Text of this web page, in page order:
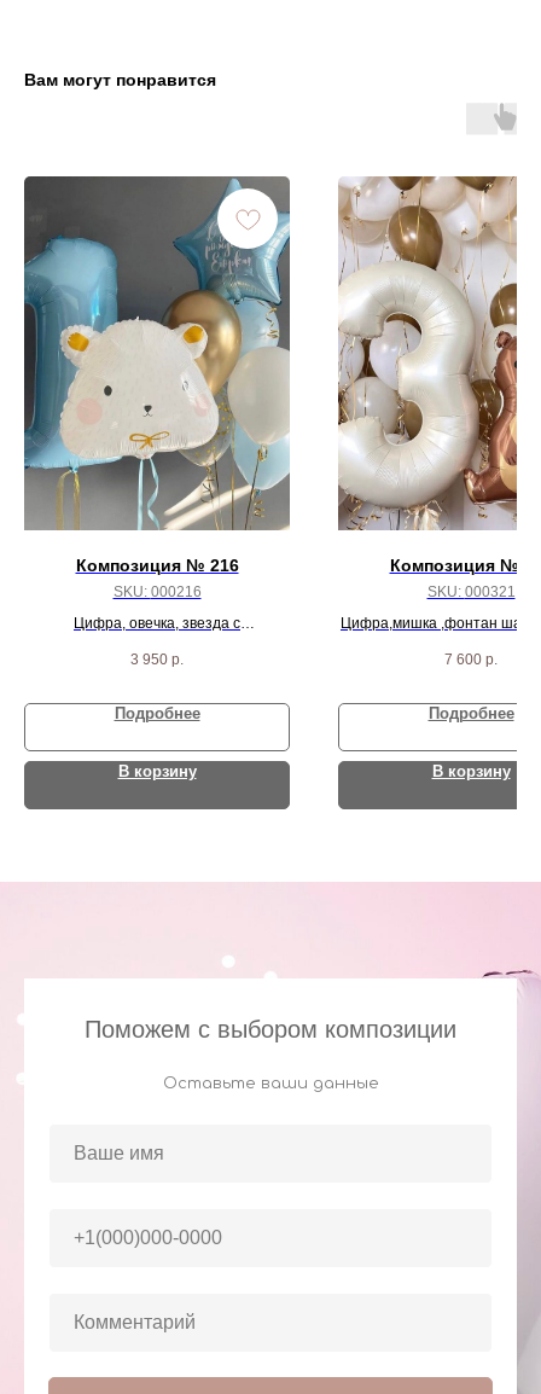
Вам могут понравится
Композиция № 216
SKU: 000216
Цифра, овечка, звезда с
шариков
3 950 р.
Подробнее
В корзину
Композиция №
SKU: 000321
Цифра,мишка ,фонтан
7 600 р.
Подробнее
В корзину
Поможем с выбором композиции
Оставьте ваши данные